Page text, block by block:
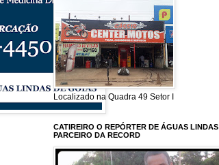
Localizado na Quadra 49 Setor I
CATIREIRO O REPÓRTER DE ÁGUAS LINDAS
PARCEIRO DA RECORD